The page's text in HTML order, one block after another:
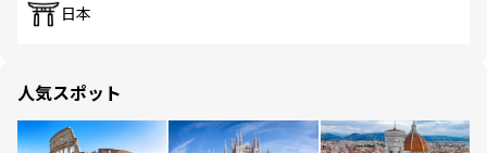
日本
人気スポット